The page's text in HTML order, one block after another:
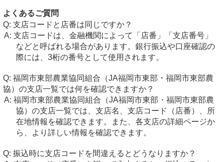
よくあるご質問
支店コードと店番は同じですか？
支店コードは、金融機関によって「店番」「支店番号」
などと呼ばれる場合があります。銀行振込や口座確認の
際には、3桁の番号として使用されます。
福岡市東部農業協同組合（JA福岡市東部・福岡市東部農
協）の支店一覧では何を確認できますか？
福岡市東部農業協同組合（JA福岡市東部・福岡市東部農
協）の支店一覧では、支店名、支店コード（店番）、所
在地情報を確認できます。また、各支店の詳細ページか
ら、より詳しい情報を確認できます。
振込時に支店コードを間違えるとどうなりますか？